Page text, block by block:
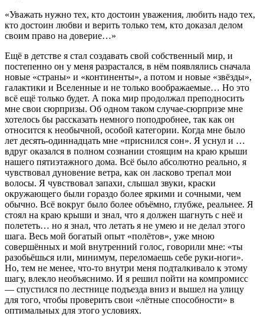
«Уважать нужно тех, кто достоин уважения, любить надо тех,
кто достоин любви и верить только тем, кто доказал делом
своим право на доверие…»
Ещё в детстве я стал создавать свой собственный мир, и
постепенно он у меня разрастался, в нём появлялись сначала
новые «страны» и «континенты», а потом и новые «звёзды»,
галактики и Вселенные и не только воображаемые… Но это
всё ещё только будет. А пока мир продолжал преподносить
мне свои сюрпризы. Об одном таком случае-сюрпризе мне
хотелось бы рассказать немного поподробнее, так как он
относится к необычной, особой категории. Когда мне было
лет десять-одиннадцать мне «приснился сон». Я уснул и …
вдруг оказался в полном сознании стоящим на краю крыши
нашего пятиэтажного дома. Всё было абсолютно реально, я
чувствовал дуновение ветра, как он ласково трепал мои
волосы. Я чувствовал запахи, слышал звуки, краски
окружающего были гораздо более яркими и сочными, чем
обычно. Всё вокруг было более объёмно, глубже, реальнее. Я
стоял на краю крыши и знал, что я должен шагнуть с неё и
полететь… но я знал, что летать я не умею и не делал этого
шага. Весь мой богатый опыт «полётов», уже мною
совершённых и мой внутренний голос, говорили мне: «ты
разобьёшься или, минимум, переломаешь себе руки-ноги».
Но, тем не менее, что-то внутри меня подталкивало к этому
шагу, влекло необъяснимо. И я решил пойти на компромисс
— спустился по лестнице подъезда вниз и вышел на улицу
для того, чтобы проверить свои «лётные способности» в
оптимальных для этого условиях.